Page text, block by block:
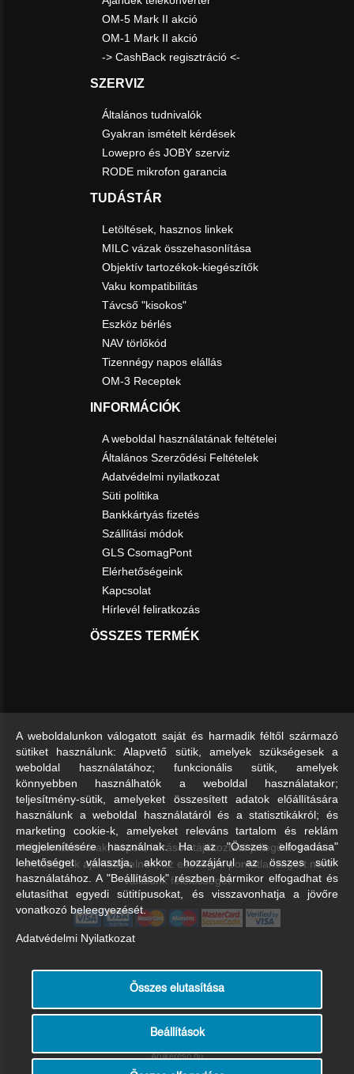
OM-5 Mark II akció
OM-1 Mark II akció
-> CashBack regisztráció <-
SZERVIZ
Általános tudnivalók
Gyakran ismételt kérdések
Lowepro és JOBY szerviz
RODE mikrofon garancia
TUDÁSTÁR
Letöltések, hasznos linkek
MILC vázak összehasonlítása
Objektív tartozékok-kiegészítők
Vaku kompatibilitás
Távcső "kisokos"
Eszköz bérlés
NAV törlőkód
Tizennégy napos elállás
OM-3 Receptek
INFORMÁCIÓK
A weboldal használatának feltételei
Általános Szerződési Feltételek
Adatvédelmi nyilatkozat
Süti politika
Bankkártyás fizetés
Szállítási módok
GLS CsomagPont
Elérhetőségeink
Kapcsolat
Hírlevél feliratkozás
ÖSSZES TERMÉK
A feltüntetett árak, képek, leírások tájékoztató jellegűek és nem
minősülnek ajánlattételnek, az esetleges pontatlanságért nem
vállalunk felelősséget
Árukereső.hu
A weboldalunkon válogatott saját és harmadik féltől származó
sütiket használunk: Alapvető sütik, amelyek szükségesek a
weboldal használatához; funkcionális sütik, amelyek
könnyebben használhatók a weboldal használatakor;
teljesítmény-sütik, amelyeket összesített adatok előállítására
használunk a weboldal használatáról és a statisztikákról; és
marketing cookie-k, amelyeket releváns tartalom és reklám
megjelenítésére használnak. Ha az "Összes elfogadása"
lehetőséget választja, akkor hozzájárul az összes sütik
használatához. A "Beállítások" részben bármikor elfogadhat és
elutasíthat egyedi sütitípusokat, és visszavonhatja a jövőre
vonatkozó beleegyezését.
Adatvédelmi Nyilatkozat
Összes elutasítása
Beállítások